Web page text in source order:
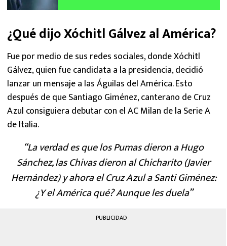
¿Qué dijo Xóchitl Gálvez al América?
Fue por medio de sus redes sociales, donde Xóchitl
Gálvez, quien fue candidata a la presidencia, decidió
lanzar un mensaje a las Águilas del América. Esto
después de que Santiago Giménez, canterano de Cruz
Azul consiguiera debutar con el AC Milan de la Serie A
de Italia.
“La verdad es que los Pumas dieron a Hugo
Sánchez, las Chivas dieron al Chicharito (Javier
Hernández) y ahora el Cruz Azul a Santi Giménez:
¿Y el América qué? Aunque les duela”
PUBLICIDAD